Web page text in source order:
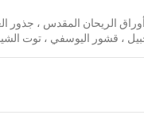
أوراق الريحان المقدس ،
قشور اليوسفي ، توت